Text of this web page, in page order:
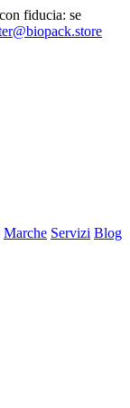
fiducia: se
Marche Servizi Blog